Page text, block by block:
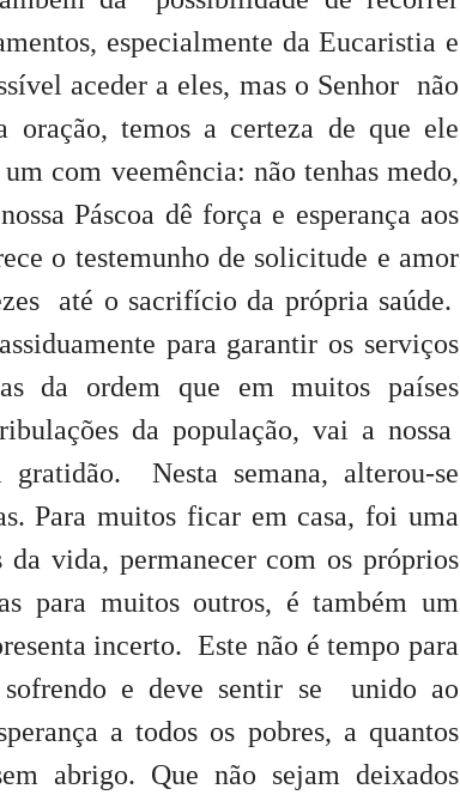
especialmente da Eucaristia e
aceder a eles, mas o Senhor não
oração, temos a certeza de que ele
com veemência: não tenhas medo,
Páscoa dê força e esperança aos
o testemunho de solicitude e amor
até o sacrifício da própria saúde.
para garantir os serviços
da ordem que em muitos países
da população, vai a nossa
Nesta semana, alterou-se
Para muitos ficar em casa, foi uma
vida, permanecer com os próprios
para muitos outros, é também um
incerto. Este não é tempo para
e deve sentir se unido ao
a todos os pobres, a quantos
abrigo. Que não sejam deixados